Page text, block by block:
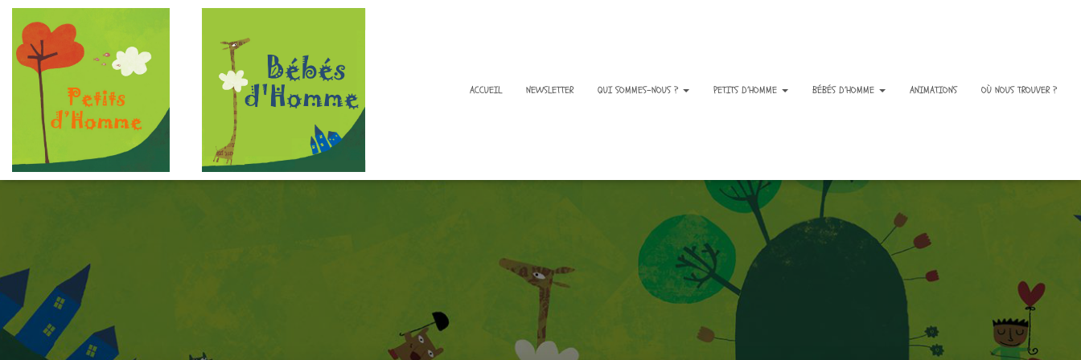
ACCUEIL NEWSLETTER QUI SOMMES-NOUS ? PETITS D’HOMME BÉBÉS D’HOMME ANIMATIONS OÙ NOUS TROUVER ?